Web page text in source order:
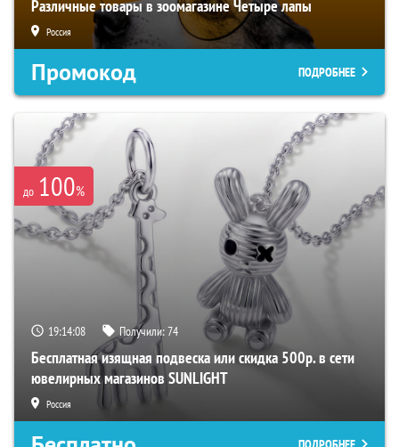
Различные товары в зоомагазине Четыре лапы
Россия
Промокод ПОДРОБНЕЕ
до 100%
19:14:07 Получили:74
Бесплатная изящная подвеска или скидка 500р. в сети
ювелирных магазинов SUNLIGHT
Россия